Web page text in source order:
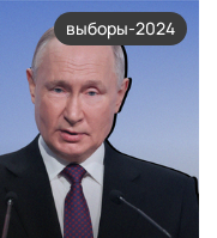
выборы-2024